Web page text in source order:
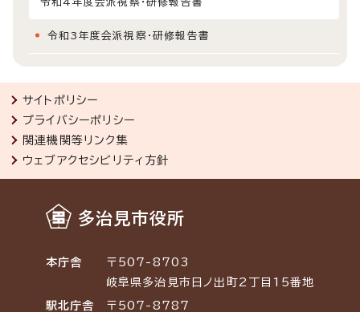
令和3年度会派視察・研修報告書
サイトポリシー
プライバシーポリシー
関連機関等リンク集
ウェブアクセシビリティ方針
多治見市役所
本庁舎
〒507-8703
岐阜県多治見市日ノ出町2丁目15番地
駅北庁舎
〒507-8787